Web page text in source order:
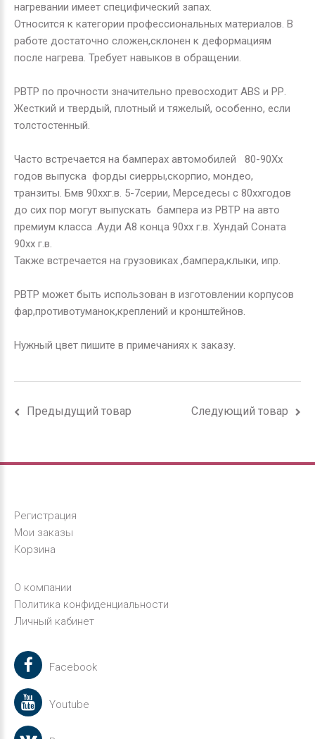
нагревании имеет специфический запах.
Относится к категории профессиональных материалов. В
работе достаточно сложен,склонен к деформациям
после нагрева. Требует навыков в обращении.
РВТР по прочности значительно превосходит ABS и РР.
Жесткий и твердый, плотный и тяжелый, особенно, если
толстостенный.
Часто встречается на бамперах автомобилей 80-90Хх
годов выпуска форды сиерры,скорпио, мондео,
транзиты. Бмв 90ххг.в. 5-7серии, Мерседесы с 80ххгодов
до сих пор могут выпускать бампера из РВТР на авто
премиум класса .Ауди А8 конца 90хх г.в. Хундай Соната
90хх г.в.
Также встречается на грузовиках ,бампера,клыки, ипр.
РВТР может быть использован в изготовлении корпусов
фар,противотуманок,креплений и кронштейнов.
Нужный цвет пишите в примечаниях к заказу.
Предыдущий товар Следующий товар
Регистрация
Мои заказы
Корзина
О компании
Политика конфиденциальности
Личный кабинет
Facebook
Youtube